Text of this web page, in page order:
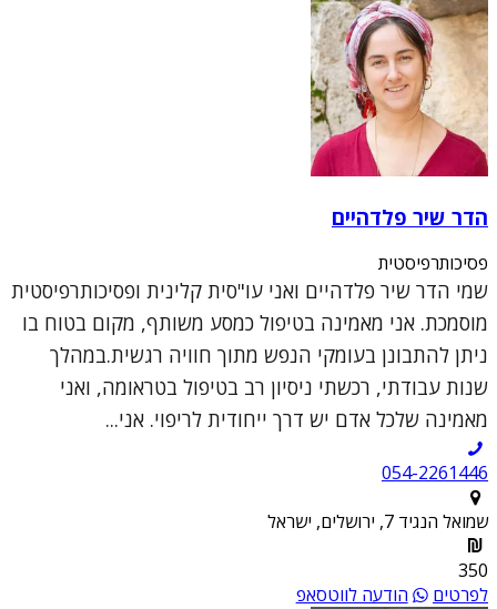
הדר שיר פלדהיים
פסיכותרפיסטית
שמי הדר שיר פלדהיים ואני עו"סית קלינית ופסיכותרפיסטית
מוסמכת. אני מאמינה בטיפול כמסע משותף, מקום בטוח בו
ניתן להתבונן בעומקי הנפש מתוך חוויה רגשית.במהלך
שנות עבודתי, רכשתי ניסיון רב בטיפול בטראומה, ואני
מאמינה שלכל אדם יש דרך ייחודית לריפוי. אני...
054-2261446
שמואל הנגיד 7, ירושלים, ישראל
350
לפרטים
הודעה לווטסאפ